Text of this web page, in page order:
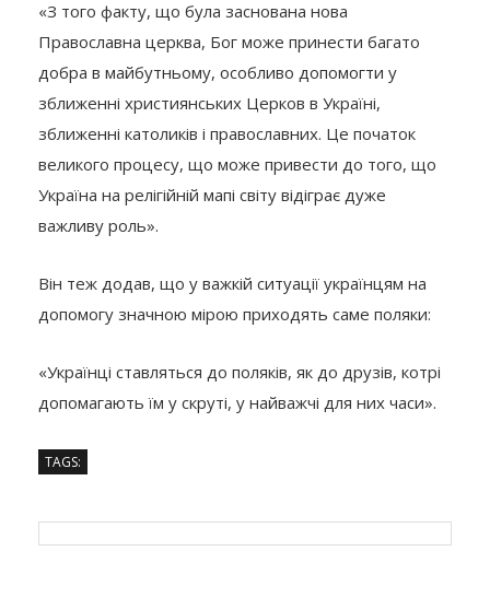
«З того факту, що була заснована нова
Православна церква, Бог може принести багато
добра в майбутньому, особливо допомогти у
зближенні християнських Церков в Україні,
зближенні католиків і православних. Це початок
великого процесу, що може привести до того, що
Україна на релігійній мапі світу відіграє дуже
важливу роль».
Він теж додав, що у важкій ситуації українцям на
допомогу значною мірою приходять саме поляки:
«Українці ставляться до поляків, як до друзів, котрі
допомагають їм у скруті, у найважчі для них часи».
TAGS: